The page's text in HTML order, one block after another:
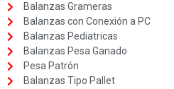
Balanzas Grameras
Balanzas con Conexión a PC
Balanzas Pediatricas
Balanzas Pesa Ganado
Pesa Patrón
Balanzas Tipo Pallet